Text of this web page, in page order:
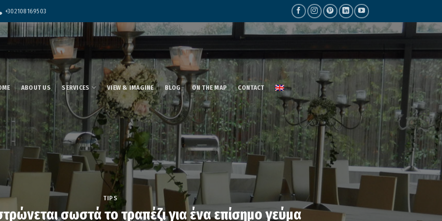
+302108169503
ABOUT US SERVICES VIEW & IMAGINE BLOG ON THE MAP CONTACT
TIPS
σωστά το τραπέζι για ένα επίσημο γεύμα